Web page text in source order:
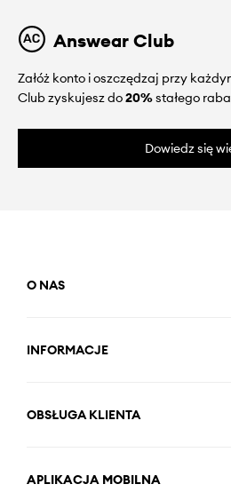
Answear Club
Załóż konto i oszczędzaj przy
Club zyskujesz do20%stałego
Dowiedz się
O NAS
INFORMACJE
OBSŁUGA KLIENTA
APLIKACJA MOBILNA